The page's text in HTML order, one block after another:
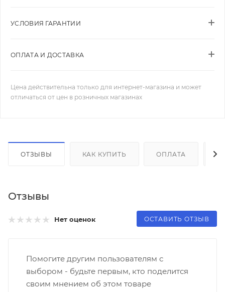
УСЛОВИЯ ГАРАНТИИ
ОПЛАТА И ДОСТАВКА
Цена действительна только для интернет-магазина и может
отличаться от цен в розничных магазинах
ОТЗЫВЫ КАК КУПИТЬ ОПЛАТА
Отзывы
Нет оценок ОСТАВИТЬ ОТЗЫВ
Помогите другим пользователям с
выбором - будьте первым, кто поделится
своим мнением об этом товаре